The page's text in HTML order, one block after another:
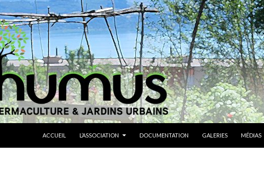
ACCUEIL
L’ASSOCIATION DOCUMENTATION GALERIES MÉDIAS